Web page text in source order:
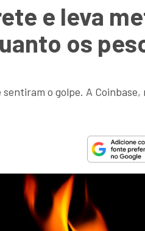
e leva
os
o golpe. A